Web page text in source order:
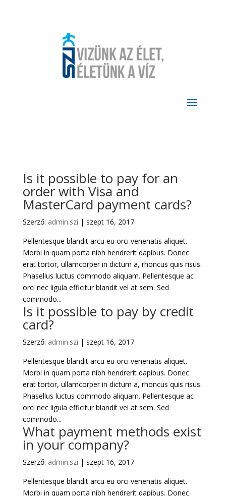
Is it possible to pay for an
order with Visa and
MasterCard payment cards?
Szerző: admin.szi | szept 16, 2017
Pellentesque blandit arcu eu orci venenatis aliquet.
Morbi in quam porta nibh hendrerit dapibus. Donec
erat tortor, ullamcorper in dictum a, rhoncus quis risus.
Phasellus luctus commodo aliquam. Pellentesque ac
orci nec ligula efficitur blandit vel at sem. Sed
commodo...
Is it possible to pay by credit
card?
Szerző: admin.szi | szept 16, 2017
Pellentesque blandit arcu eu orci venenatis aliquet.
Morbi in quam porta nibh hendrerit dapibus. Donec
erat tortor, ullamcorper in dictum a, rhoncus quis risus.
Phasellus luctus commodo aliquam. Pellentesque ac
orci nec ligula efficitur blandit vel at sem. Sed
commodo...
What payment methods exist
in your company?
Szerző: admin.szi | szept 16, 2017
Pellentesque blandit arcu eu orci venenatis aliquet.
Morbi in quam porta nibh hendrerit dapibus. Donec